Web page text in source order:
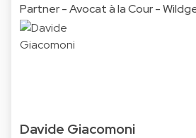
Partner - Avocat à la Cour -
Davide Giacomoni